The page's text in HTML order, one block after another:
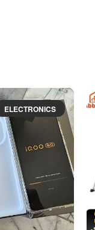
ELECTRONICS